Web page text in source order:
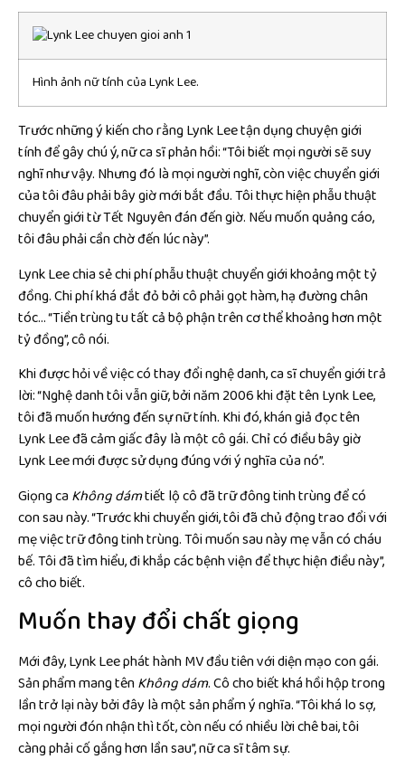
Hình ảnh nữ tính của Lynk Lee.
Trước những ý kiến cho rằng Lynk Lee tận dụng chuyện giới
tính để gây chú ý, nữ ca sĩ phản hồi: “Tôi biết mọi người sẽ suy
nghĩ như vậy. Nhưng đó là mọi người nghĩ, còn việc chuyển giới
của tôi đâu phải bây giờ mới bắt đầu. Tôi thực hiện phẫu thuật
chuyển giới từ Tết Nguyên đán đến giờ. Nếu muốn quảng cáo,
tôi đâu phải cần chờ đến lúc này”.
Lynk Lee chia sẻ chi phí phẫu thuật chuyển giới khoảng một tỷ
đồng. Chi phí khá đắt đỏ bởi cô phải gọt hàm, hạ đường chân
tóc… “Tiền trùng tu tất cả bộ phận trên cơ thể khoảng hơn một
tỷ đồng”, cô nói.
Khi được hỏi về việc có thay đổi nghệ danh, ca sĩ chuyển giới trả
lời: “Nghệ danh tôi vẫn giữ, bởi năm 2006 khi đặt tên Lynk Lee,
tôi đã muốn hướng đến sự nữ tính. Khi đó, khán giả đọc tên
Lynk Lee đã cảm giấc đây là một cô gái. Chỉ có điều bây giờ
Lynk Lee mới được sử dụng đúng với ý nghĩa của nó”.
Giọng ca Không dámtiết lộ cô đã trữ đông tinh trùng để có
con sau này. “Trước khi chuyển giới, tôi đã chủ động trao đổi với
mẹ việc trữ đông tinh trùng. Tôi muốn sau này mẹ vẫn có cháu
bế. Tôi đã tìm hiểu, đi khắp các bệnh viện để thực hiện điều này”,
cô cho biết.
Muốn thay đổi chất giọng
Mới đây, Lynk Lee phát hành MV đầu tiên với diện mạo con gái.
Sản phẩm mang tênKhông dám. Cô cho biết khá hồi hộp trong
lần trở lại này bởi đây là một sản phẩm ý nghĩa. “Tôi khá lo sợ,
mọi người đón nhận thì tốt, còn nếu có nhiều lời chê bai, tôi
càng phải cố gắng hơn lần sau”, nữ ca sĩ tâm sự.